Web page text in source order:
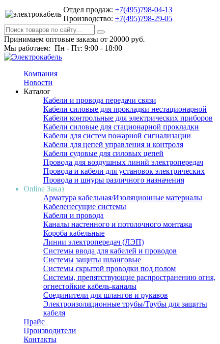
Отдел продаж: +7(495)798-04-13
Производство: +7(495)798-29-05
Принимаем оптовые заказы от 20000 руб.
Мы работаем: Пн - Пт: 9:00 - 18:00
Компания
Новости
Каталог
Кабели и провода передачи связи
Кабели силовые для прокладки нестационарной
Кабели контрольные для электрических приборов
Кабели силовые для стационарной прокладки
Кабели для систем пожарной сигнализации
Кабели для цепей управления и контроля
Кабели судовые для силовых цепей
Провода для воздушных линий электропередач
Провода и кабели для установок электрических
Провода и шнуры различного назначения
Online Заказ
Арматура кабельная/Изоляционные материалы
Кабеленесущие системы
Кабели и провода
Каналы настенного и потолочного монтажа
Короба кабельные
Линии электропередач (ЛЭП)
Системы ввода для кабелей и проводов
Системы защиты шланговые
Системы скрытой проводки под полом
Системы, препятствующие распространению огня,
огнестойкие кабель-каналы
Соединители для шлангов и рукавов
Электроизоляционные трубы/Трубы для защиты
кабеля
Прайс
Производители
Контакты